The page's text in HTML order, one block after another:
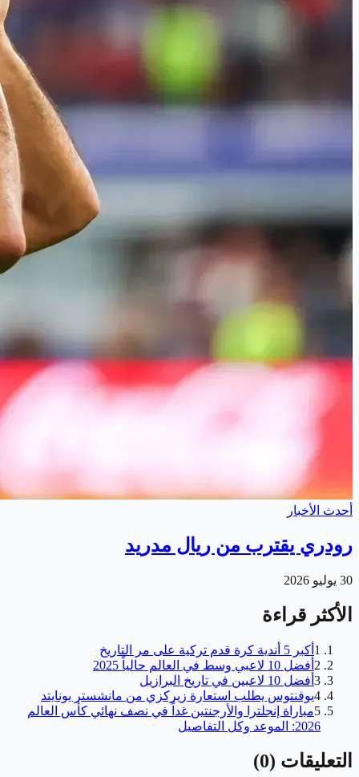
أحدث الأخبار
رودري يقترب من ريال مدريد
30 يوليو 2026
الأكثر قراءة
1 أكبر 5 أندية كرة قدم تركية على مر التاريخ
2 أفضل 10 لاعبي وسط في العالم حالياً 2025
3 أفضل 10 لاعبين في تاريخ البرازيل
4يوفنتوس يطلب استعارة زيركزي من مانشستر يونايتد
5مباراة إنجلترا والأرجنتين غداً في نصف نهائي كأس العالم
2026: الموعد وكل التفاصيل
التعليقات (
0
)